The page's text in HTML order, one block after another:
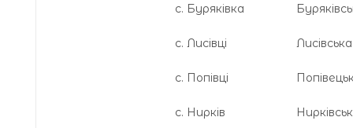
с. Буряківка
с. Лисівці
с. Попівці
с. Нирків